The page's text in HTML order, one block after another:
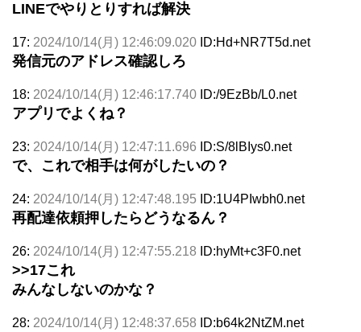
LINEでやりとりすれば解決
17: 2024/10/14(月) 12:46:09.020 ID:Hd+NR7T5d.net
発信元のアドレス確認しろ
18: 2024/10/14(月) 12:46:17.740 ID:/9EzBb/L0.net
アプリでよくね？
23: 2024/10/14(月) 12:47:11.696 ID:S/8lBIys0.net
で、これで相手は何がしたいの？
24: 2024/10/14(月) 12:47:48.195 ID:1U4PIwbh0.net
再配達依頼押したらどうなるん？
26: 2024/10/14(月) 12:47:55.218 ID:hyMt+c3F0.net
>>17これ
みんなしないのかな？
28: 2024/10/14(月) 12:48:37.658 ID:b64k2NtZM.net